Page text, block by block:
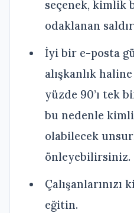
seçenek, kimlik
odaklanan
İyi bir e-posta
alışkanlık
yüzde 90’ı tek
bu nedenle
olabilecek
önleyebilirsiniz.
Çalışanlarınızı
eğitin.